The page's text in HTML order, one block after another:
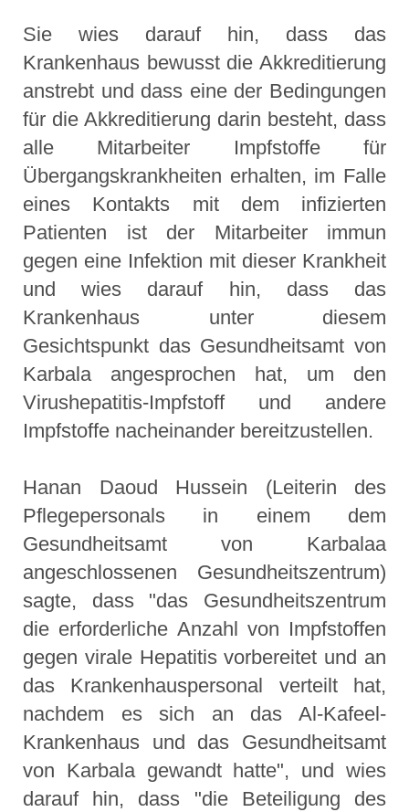
Sie wies darauf hin, dass das
Krankenhaus bewusst die Akkreditierung
anstrebt und dass eine der Bedingungen
für die Akkreditierung darin besteht, dass
alle Mitarbeiter Impfstoffe für
Übergangskrankheiten erhalten, im Falle
eines Kontakts mit dem infizierten
Patienten ist der Mitarbeiter immun
gegen eine Infektion mit dieser Krankheit
und wies darauf hin, dass das
Krankenhaus unter diesem
Gesichtspunkt das Gesundheitsamt von
Karbala angesprochen hat, um den
Virushepatitis-Impfstoff und andere
Impfstoffe nacheinander bereitzustellen.
Hanan Daoud Hussein (Leiterin des
Pflegepersonals in einem dem
Gesundheitsamt von Karbalaa
angeschlossenen Gesundheitszentrum)
sagte, dass "das Gesundheitszentrum
die erforderliche Anzahl von Impfstoffen
gegen virale Hepatitis vorbereitet und an
das Krankenhauspersonal verteilt hat,
nachdem es sich an das Al-Kafeel-
Krankenhaus und das Gesundheitsamt
von Karbala gewandt hatte", und wies
darauf hin, dass "die Beteiligung des